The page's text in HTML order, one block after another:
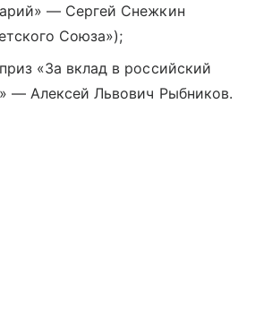
— Сергей Снежкин
Союза»);
«За вклад в российский
— Алексей Львович Рыбников.